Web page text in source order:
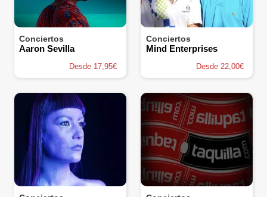
Conciertos
Aaron Sevilla
Desde 17,95€
Conciertos
Mind Enterprises
Desde 22,00€